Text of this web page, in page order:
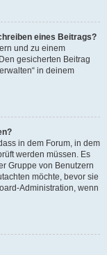
eines Beitrags?
und zu einem
gesicherten Beitrag
in deinem
in dem Forum, in dem
werden müssen. Es
Gruppe von Benutzern
möchte, bevor sie
Administration, wenn